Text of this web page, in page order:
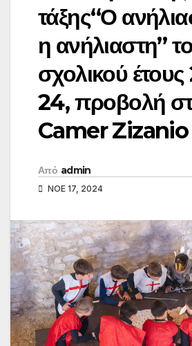
τάξης“Ο
η ανήλιαστη”
σχολικού
24, προβολή
Camer Zizanio
Από admin
ΝΟΈ 17, 2024